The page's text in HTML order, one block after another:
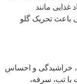
غذایی مانند
باعث تحریک گلو
خراشیدگی و احساس
با تب، سرفه،